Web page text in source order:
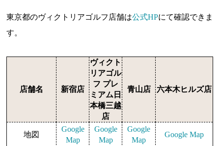
東京都のヴィクトリアゴルフ店舗は公式HPにて確認できま
す。
店舗名 新宿店
ヴィクト
リアゴル
フ プレ
ミアム日
本橋三越
店
青山店 六本木ヒルズ店
地図
Google
Map
Google
Map
Google
Map
Google Map